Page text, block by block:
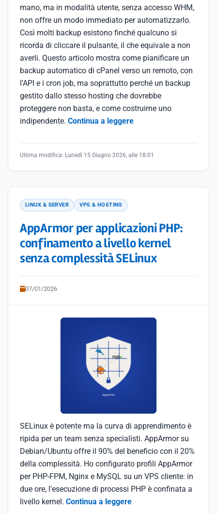
mano, ma in modalità utente, senza accesso WHM,
non offre un modo immediato per automatizzarlo.
Così molti backup esistono finché qualcuno si
ricorda di cliccare il pulsante, il che equivale a non
averli. Questo articolo mostra come pianificare un
backup automatico di cPanel verso un remoto, con
l'API e i cron job, ma soprattutto perché un backup
gestito dallo stesso hosting che dovrebbe
proteggere non basta, e come costruirne uno
indipendente. Continua a leggere
Ultima modifica: Lunedì 15 Giugno 2026, alle 18:01
LINUX & SERVER VPS & HOSTING
AppArmor per applicazioni PHP:
confinamento a livello kernel
senza complessità SELinux
07/01/2026
SELinux è potente ma la curva di apprendimento è
ripida per un team senza specialisti. AppArmor su
Debian/Ubuntu offre il 90% del beneficio con il 20%
della complessità. Ho configurato profili AppArmor
per PHP-FPM, Nginx e MySQL su un VPS cliente: in
due ore, l'esecuzione di processi PHP è confinata a
livello kernel. Continua a leggere